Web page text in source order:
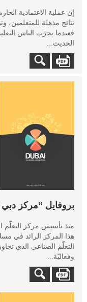
إن عملية الاعتمادية
نتائج مذهلة للمتعلمين،
فعندما يجرّب الناس
الحديث...
بروفايل “مركز دبي
هذا المركز الرائد في
التعلّم الصناعي الذي
وفعاليّة...